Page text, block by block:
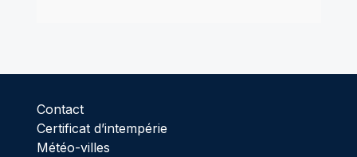
Contact
Certificat d’intempérie
Météo-villes